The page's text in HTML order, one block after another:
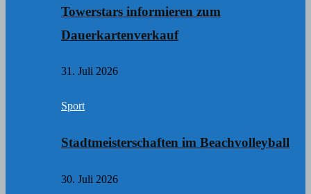
Towerstars informieren zum
Dauerkartenverkauf
31. Juli 2026
Sport
Stadtmeisterschaften im Beachvolleyball
30. Juli 2026